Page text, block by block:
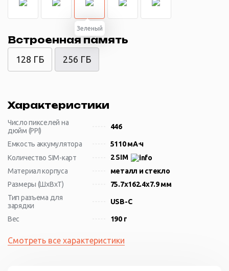
Зеленый
Встроенная память
128 ГБ 256 ГБ
Характеристики
Число пикселей на
дюйм (PPI)
446
Емкость аккумулятора
5110 мА⋅ч
Количество SIM-карт
2 SIM
Материал корпуса
металл и стекло
Размеры (ШxВxТ)
75.7x162.4x7.9 мм
Тип разъема для
зарядки
USB-C
Вес 190 г
Смотреть все характеристики